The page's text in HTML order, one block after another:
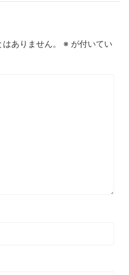
ありません。 ※ が付いてい